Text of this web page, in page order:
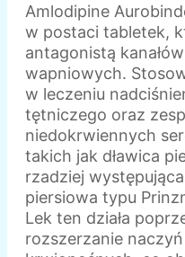
Amlodipine
w postaci tabletek,
antagonistą kanałów
wapniowych.
w leczeniu
tętniczego oraz
niedokrwiennych
takich jak dławica
rzadziej występująca
piersiowa typu
Lek ten działa
rozszerzanie naczyń